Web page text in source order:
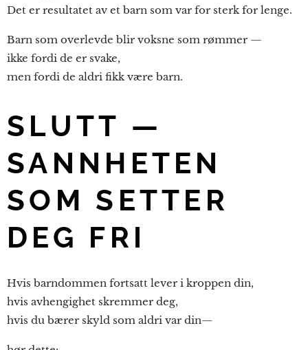
Det er resultatet av et barn som var for sterk for lenge.
Barn som overlevde blir voksne som rømmer —
ikke fordi de er svake,
men fordi de aldri fikk være barn.
SLUTT —
SANNHETEN
SOM SETTER
DEG FRI
Hvis barndommen fortsatt lever i kroppen din,
hvis avhengighet skremmer deg,
hvis du bærer skyld som aldri var din—